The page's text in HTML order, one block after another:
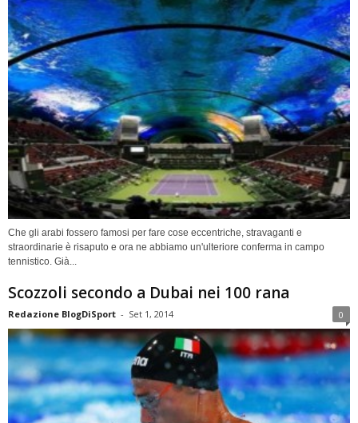
Che gli arabi fossero famosi per fare cose eccentriche, stravaganti e
straordinarie è risaputo e ora ne abbiamo un'ulteriore conferma in campo
tennistico. Già...
Scozzoli secondo a Dubai nei 100 rana
Redazione BlogDiSport - Set 1, 2014 0